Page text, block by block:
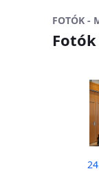
FOTÓK -
Fotók